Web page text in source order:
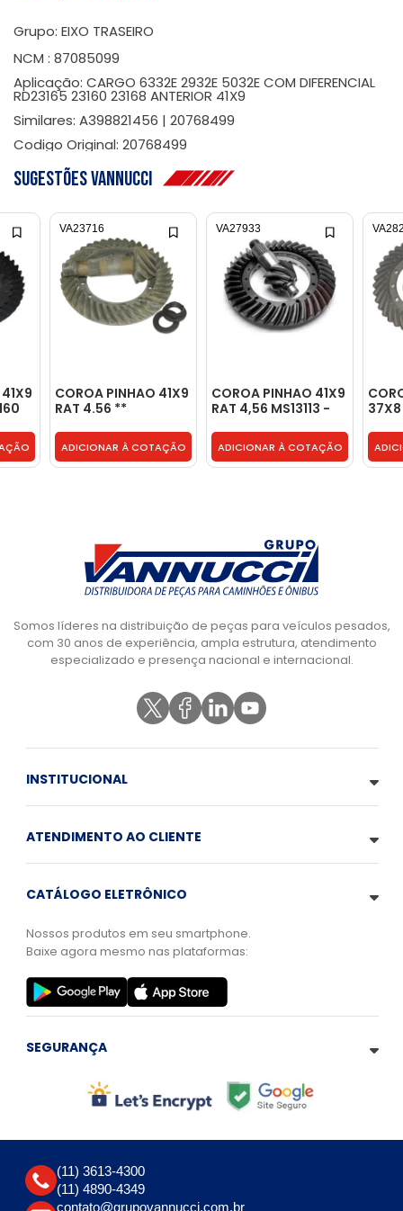
Grupo: EIXO TRASEIRO
NCM : 87085099
Aplicação: CARGO 6332E 2932E 5032E COM DIFERENCIAL
RD23165 23160 23168 ANTERIOR 41X9
Similares: A398821456 | 20768499
Codigo Original: 20768499
Sugestões Vannucci
COROA PINHAO 41X9
RAT 4.56 **
- BF5X4209A
ADICIONAR À COTAÇÃO
VA23716
COROA PINHAO 41X9
RAT 4,56 MS13113 -
ADICIONAR À COTAÇÃO
VA27933
37X8
Somos líderes na distribuição de peças para veículos pesados,
com 30 anos de experiência, ampla estrutura, atendimento
especializado e presença nacional e internacional.
INSTITUCIONAL
ATENDIMENTO AO CLIENTE
CATÁLOGO ELETRÔNICO
Nossos produtos em seu smartphone.
Baixe agora mesmo nas plataformas:
SEGURANÇA
(11) 3613-4300
(11) 4890-4349
contato@grupovannucci.com.br